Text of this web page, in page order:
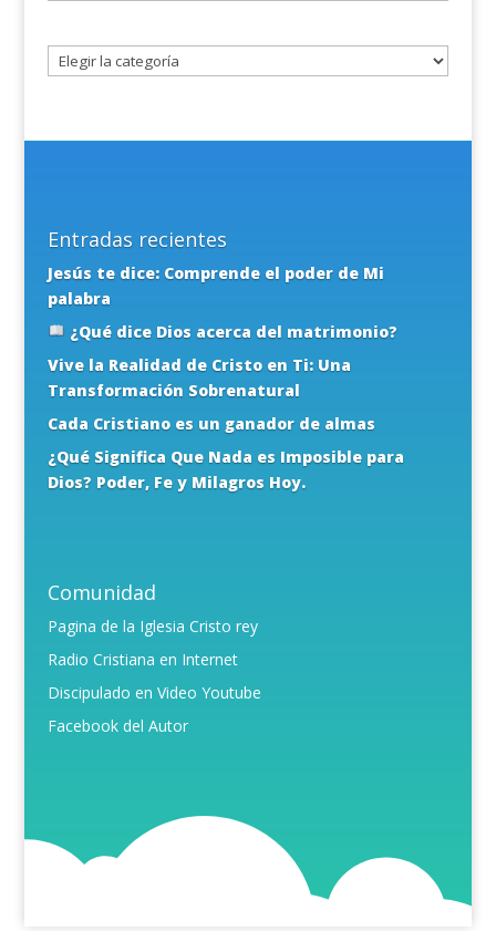
un
Entradas recientes
Jesús te dice: Comprende el poder de Mi
palabra
¿Qué dice Dios acerca del matrimonio?
Vive la Realidad de Cristo en Ti: Una
Transformación Sobrenatural
Cada Cristiano es un ganador de almas
¿Qué Significa Que Nada es Imposible para
Dios? Poder, Fe y Milagros Hoy.
Comunidad
Pagina de la Iglesia Cristo rey
Radio Cristiana en Internet
Discipulado en Video Youtube
Facebook del Autor